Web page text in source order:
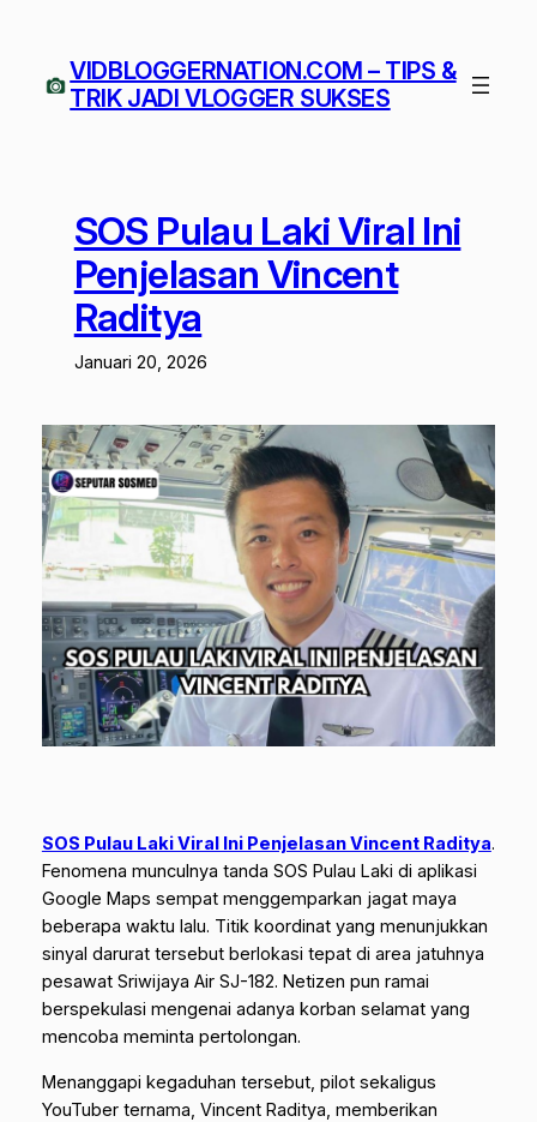
konten VIDBLOGGERNATION.COM – TIPS &
TRIK JADI VLOGGER SUKSES
SOS Pulau Laki Viral Ini
Penjelasan Vincent
Raditya
Januari 20, 2026
SOS Pulau Laki Viral Ini Penjelasan Vincent Raditya.
Fenomena munculnya tanda SOS Pulau Laki di aplikasi
Google Maps sempat menggemparkan jagat maya
beberapa waktu lalu. Titik koordinat yang menunjukkan
sinyal darurat tersebut berlokasi tepat di area jatuhnya
pesawat Sriwijaya Air SJ-182. Netizen pun ramai
berspekulasi mengenai adanya korban selamat yang
mencoba meminta pertolongan.
Menanggapi kegaduhan tersebut, pilot sekaligus
YouTuber ternama, Vincent Raditya , memberikan